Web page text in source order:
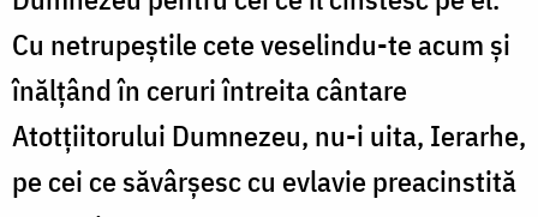
Cu netrupeştile cete veselindu-te acum și
înălțând în ceruri întreita cântare
Atotțiitorului Dumnezeu, nu-i uita, Ierarhe,
pe cei ce săvârşesc cu evlavie preacinstită